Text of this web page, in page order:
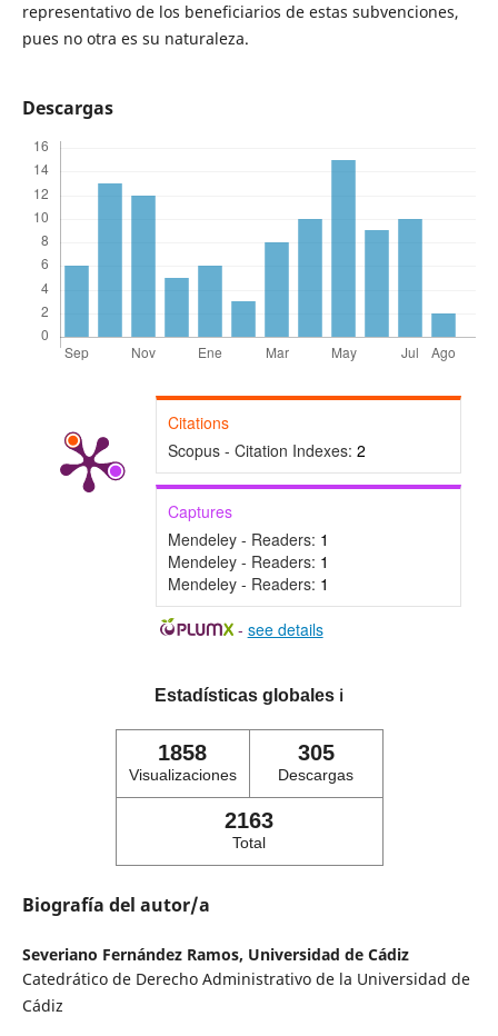
representativo de los beneficiarios de estas subvenciones,
pues no otra es su naturaleza.
Descargas
Citations
Scopus - Citation Indexes: 2
Captures
Mendeley - Readers: 1
Mendeley - Readers: 1
Mendeley - Readers: 1
- see details
Estadísticas globales ℹ️
1858
Visualizaciones
305
Descargas
2163
Total
Biografía del autor/a
Severiano Fernández Ramos, Universidad de Cádiz
Catedrático de Derecho Administrativo de la Universidad de
Cádiz